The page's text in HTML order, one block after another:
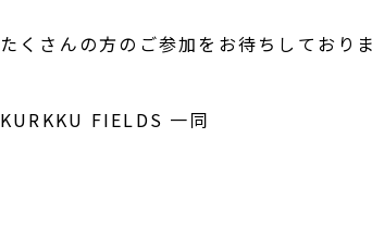
たくさんの方のご参加をお待ちしており
KURKKU FIELDS 一同